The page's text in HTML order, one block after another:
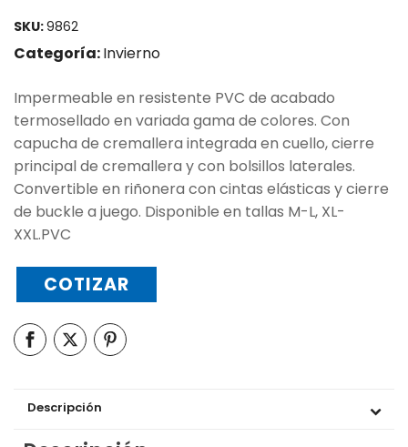
SKU:9862
Categoría:Invierno
Impermeable en resistente PVC de acabado
termosellado en variada gama de colores. Con
capucha de cremallera integrada en cuello, cierre
principal de cremallera y con bolsillos laterales.
Convertible en riñonera con cintas elásticas y cierre
de buckle a juego. Disponible en tallas M-L, XL-
XXL.PVC
COTIZAR
Descripción